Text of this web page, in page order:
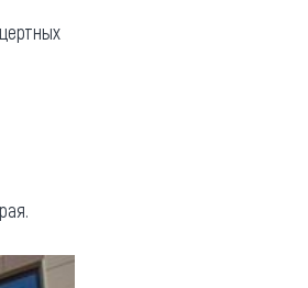
путешественника